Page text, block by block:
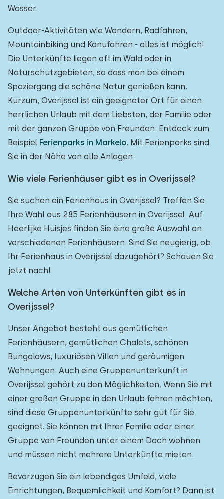
Wasser.
Outdoor-Aktivitäten wie Wandern, Radfahren,
Mountainbiking und Kanufahren - alles ist möglich!
Die Unterkünfte liegen oft im Wald oder in
Naturschutzgebieten, so dass man bei einem
Spaziergang die schöne Natur genießen kann.
Kurzum, Overijssel ist ein geeigneter Ort für einen
herrlichen Urlaub mit dem Liebsten, der Familie oder
mit der ganzen Gruppe von Freunden. Entdeck zum
Beispiel Ferienparks in Markelo. Mit Ferienparks sind
Sie in der Nähe von alle Anlagen.
Wie viele Ferienhäuser gibt es in Overijssel?
Sie suchen ein Ferienhaus in Overijssel? Treffen Sie
Ihre Wahl aus 285 Ferienhäusern in Overijssel. Auf
Heerlijke Huisjes finden Sie eine große Auswahl an
verschiedenen Ferienhäusern. Sind Sie neugierig, ob
Ihr Ferienhaus in Overijssel dazugehört? Schauen Sie
jetzt nach!
Welche Arten von Unterkünften gibt es in
Overijssel?
Unser Angebot besteht aus gemütlichen
Ferienhäusern, gemütlichen Chalets, schönen
Bungalows, luxuriösen Villen und geräumigen
Wohnungen. Auch eine Gruppenunterkunft in
Overijssel gehört zu den Möglichkeiten. Wenn Sie mit
einer großen Gruppe in den Urlaub fahren möchten,
sind diese Gruppenunterkünfte sehr gut für Sie
geeignet. Sie können mit Ihrer Familie oder einer
Gruppe von Freunden unter einem Dach wohnen
und müssen nicht mehrere Unterkünfte mieten.
Bevorzugen Sie ein lebendiges Umfeld, viele
Einrichtungen, Bequemlichkeit und Komfort? Dann ist